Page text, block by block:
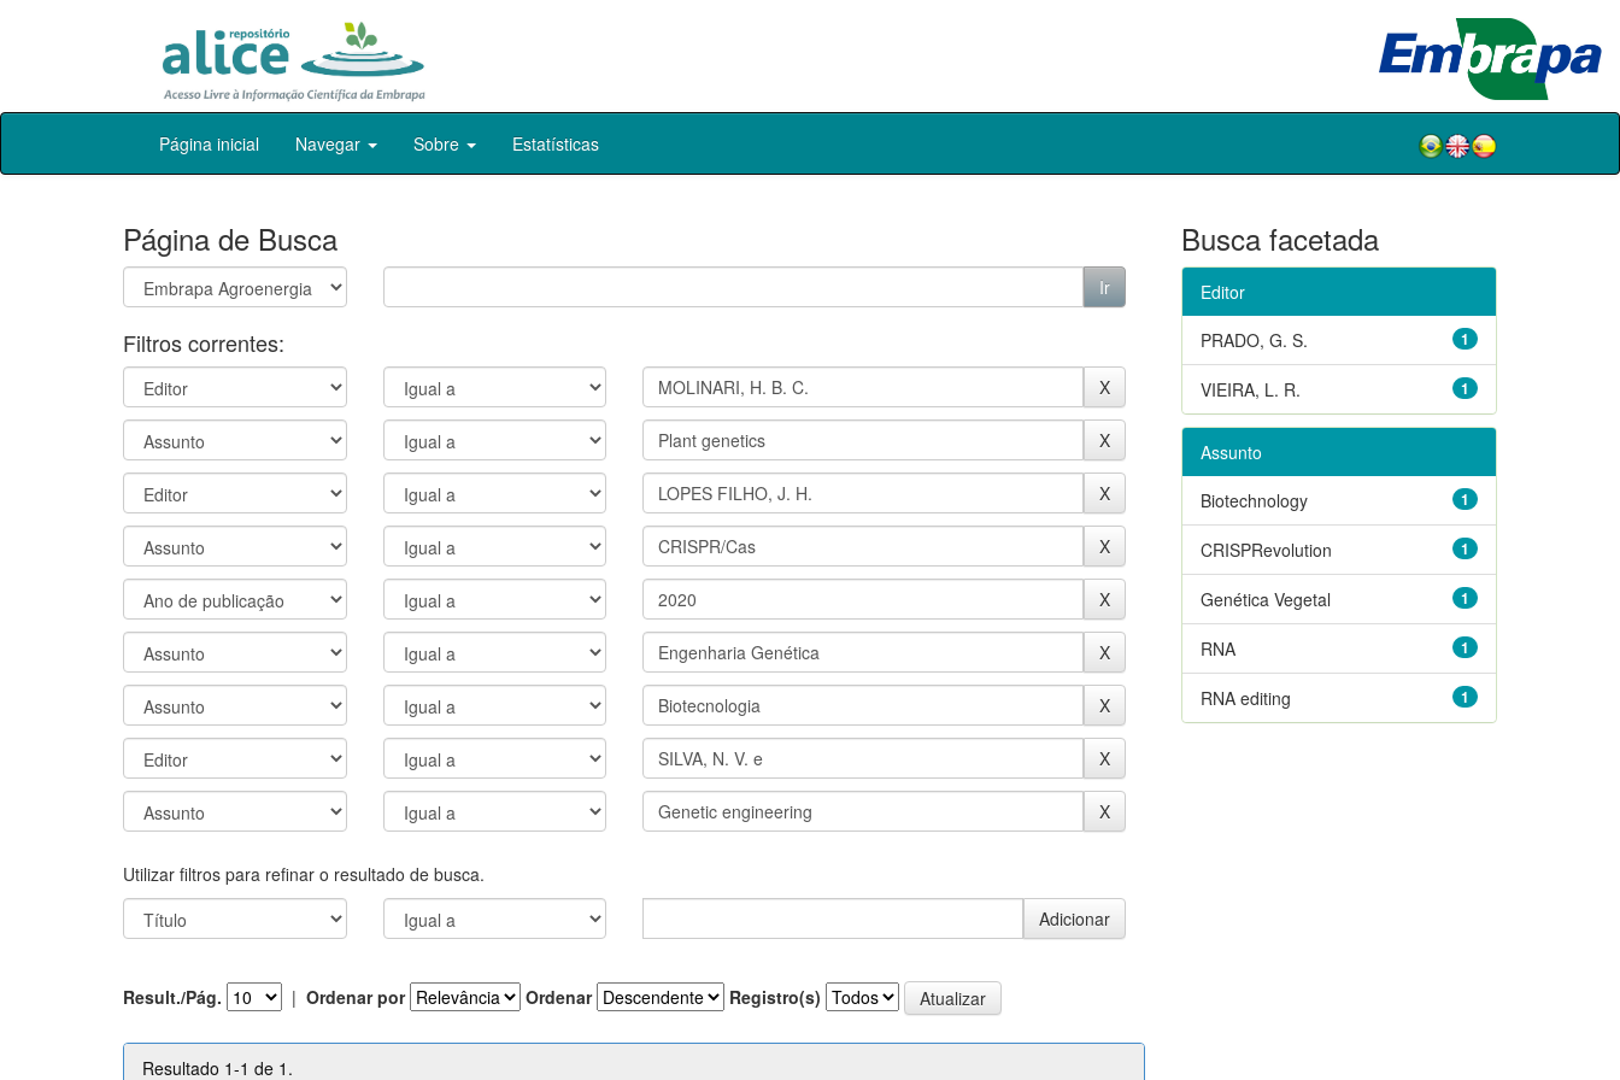
Skip
Página inicial Navegar Sobre Estatísticas
Página de Busca
Filtros correntes:
Utilizar filtros para refinar o resultado de busca.
Result./Pág. | Ordenar por Ordenar Registro(s)
Resultado 1-1 de 1.
Busca facetada
Editor
1
PRADO, G. S.
1
VIEIRA, L. R.
Assunto
1
Biotechnology
1
CRISPRevolution
1
Genética Vegetal
1
RNA
1
RNA editing